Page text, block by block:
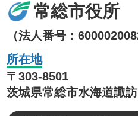
常総市役所
（法人番号：
所在地
〒303-8501
茨城県常総市水海道諏